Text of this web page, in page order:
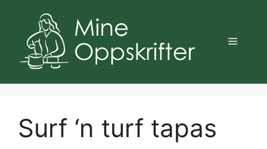
innhold
Meny
Surf ‘n turf tapas